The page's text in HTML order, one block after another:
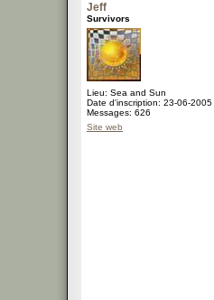
Jeff
Survivors
Lieu: Sea and Sun
Date d'inscription: 23-06-2005
Messages: 626
Site web